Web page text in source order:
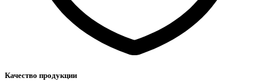
Качество продукции